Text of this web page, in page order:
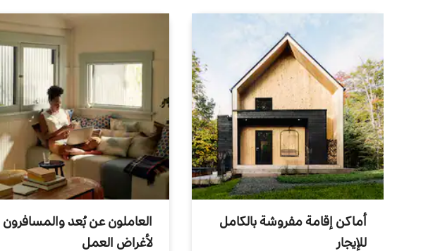
أماكن إقامة مفروشة بالكامل
للإيجار
العاملون عن بُعد والمسافرون
لأغراض العمل